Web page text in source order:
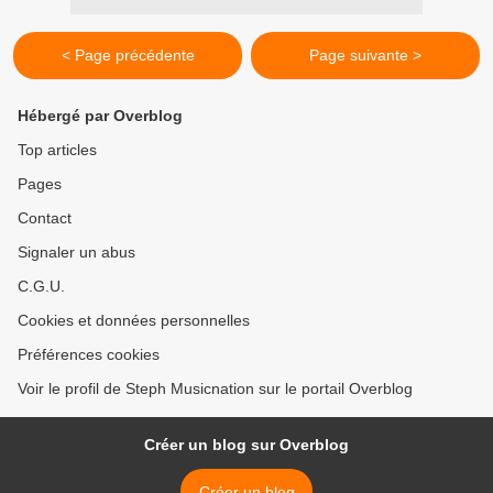
< Page précédente Page suivante >
Hébergé par Overblog
Top articles
Pages
Contact
Signaler un abus
C.G.U.
Cookies et données personnelles
Préférences cookies
Voir le profil de Steph Musicnation sur le portail Overblog
Créer un blog sur Overblog